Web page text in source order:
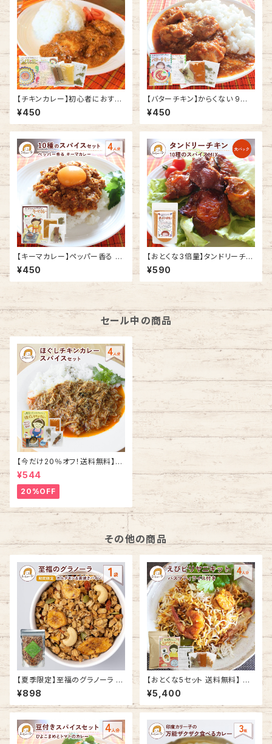
【チキンカレー】初心者におすす
め ナッツ香る 9種のスパイスセ
ット 4人分
¥450
【バターチキン】からくない 9種
のスパイスセット 4人分 | 子ど
もも大人も楽しめる スパイスカ
レー
¥450
【キーマカレー】ペッパー香る キ
ーマカレー 10種のスパイスセッ
ト 4人前
¥450
【おとくな3倍量】タンドリーチキ
ン 10種のスパイスMIX 大パック
｜ 無添加・ 無着色料 チャック
付き袋
¥590
セール中の商品
【今だけ20％オフ！送料無料】ほ
ぐしチキンカレー スパイスセット
4人分
¥544
20%OFF
その他の商品
【夏季限定】至福のグラノーラ カ
ルダモン＆素焼きパイン 焼きた
てお届け便 1パック180g入（4
食分）
¥898
【おとくな5セット 送料無料】 炊
飯器 でかんたん！ えび ビリヤニ
キット 4人分 バスマティライス
付き 5 セット
¥5,400